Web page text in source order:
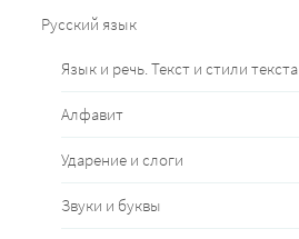
Русский язык
Язык и речь. Текст и стили текста
Алфавит
Ударение и слоги
Звуки и буквы